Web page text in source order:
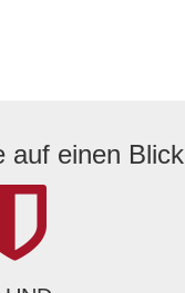
auf einen Blick